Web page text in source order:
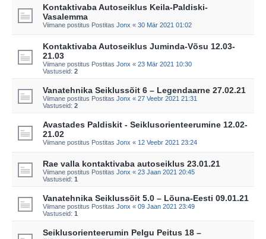
Kontaktivaba Autoseiklus Keila-Paldiski-
Vasalemma
Viimane postitus Postitas Jonx « 30 Mär 2021 01:02
Kontaktivaba Autoseiklus Juminda-Võsu 12.03-
21.03
Viimane postitus Postitas Jonx « 23 Mär 2021 10:30
Vastuseid: 2
Vanatehnika Seiklussõit 6 – Legendaarne 27.02.21
Viimane postitus Postitas Jonx « 27 Veebr 2021 21:31
Vastuseid: 2
Avastades Paldiskit - Seiklusorienteerumine 12.02-
21.02
Viimane postitus Postitas Jonx « 12 Veebr 2021 23:24
Rae valla kontaktivaba autoseiklus 23.01.21
Viimane postitus Postitas Jonx « 23 Jaan 2021 20:45
Vastuseid: 1
Vanatehnika Seiklussõit 5.0 – Lõuna-Eesti 09.01.21
Viimane postitus Postitas Jonx « 09 Jaan 2021 23:49
Vastuseid: 1
Seiklusorienteerumin Pelgu Peitus 18 –